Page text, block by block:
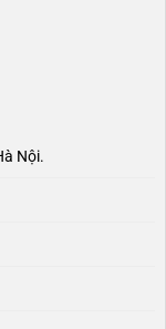
Nội.